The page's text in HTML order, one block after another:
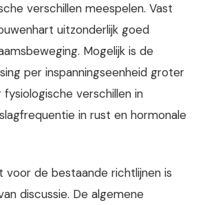
verschillen meespelen. Vast
uitzonderlijk goed
Mogelijk is de
per inspanningseenheid groter
verschillen in
in rust en hormonale
de bestaande richtlijnen is
discussie. De algemene